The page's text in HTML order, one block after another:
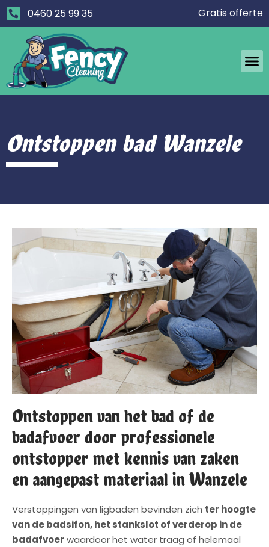
0460 25 99 35 Gratis offerte
Ontstoppen bad Wanzele
Ontstoppen van het bad of de
badafvoer door professionele
ontstopper met kennis van zaken
en aangepast materiaal in Wanzele
Verstoppingen van ligbaden bevinden zich ter hoogte
van de badsifon, het stankslot of verderop in de
badafvoer waardoor het water traag of helemaal